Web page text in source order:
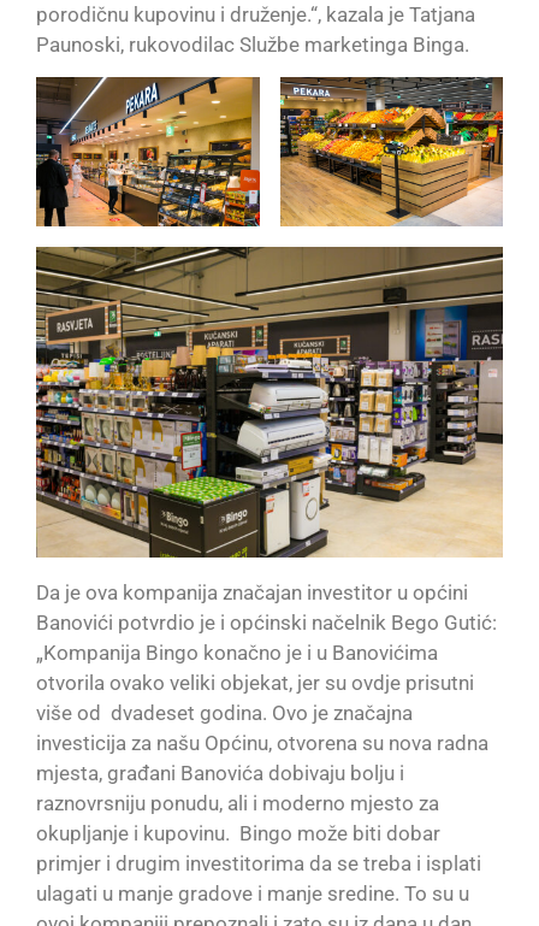
porodičnu kupovinu i druženje.“, kazala je Tatjana
Paunoski, rukovodilac Službe marketinga Binga.
Da je ova kompanija značajan investitor u općini
Banovići potvrdio je i općinski načelnik Bego Gutić:
„Kompanija Bingo konačno je i u Banovićima
otvorila ovako veliki objekat, jer su ovdje prisutni
više od dvadeset godina. Ovo je značajna
investicija za našu Općinu, otvorena su nova radna
mjesta, građani Banovića dobivaju bolju i
raznovrsniju ponudu, ali i moderno mjesto za
okupljanje i kupovinu. Bingo može biti dobar
primjer i drugim investitorima da se treba i isplati
ulagati u manje gradove i manje sredine. To su u